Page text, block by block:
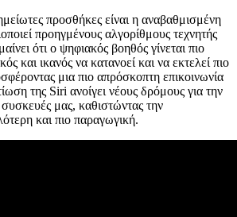
προσθήκες είναι η αναβαθμισμένη
προηγμένους αλγορίθμους τεχνητής
ότι ο ψηφιακός βοηθός γίνεται πιο
και ικανός να κατανοεί και να εκτελεί πιο
μια πιο απρόσκοπτη επικοινωνία
της Siri ανοίγει νέους δρόμους για την
μας, καθιστώντας την
και πιο παραγωγική.